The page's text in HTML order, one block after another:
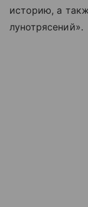
историю, а
лунотрясений».